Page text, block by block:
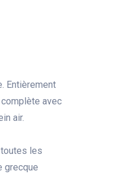
Entièrement
avec
air.
les
grecque